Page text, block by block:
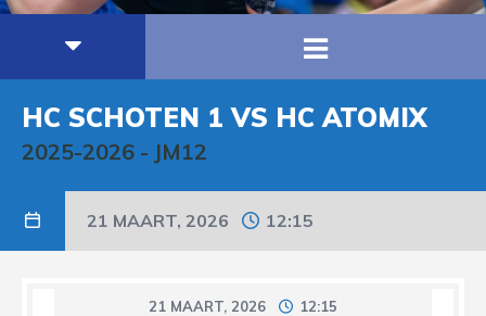
HC SCHOTEN 1 VS HC ATOMIX
2025-2026 - JM12
21 MAART, 2026 12:15
21 MAART, 2026 12:15